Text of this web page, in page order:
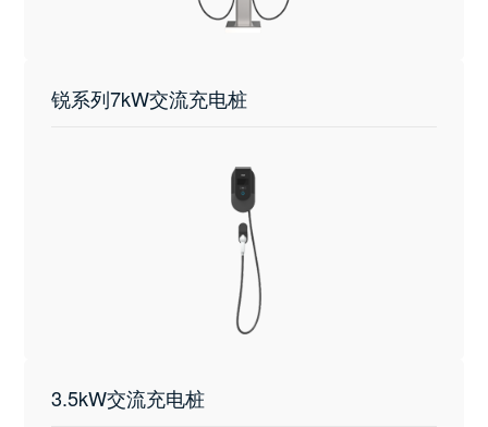
锐系列7kW交流充电桩
3.5kW交流充电桩